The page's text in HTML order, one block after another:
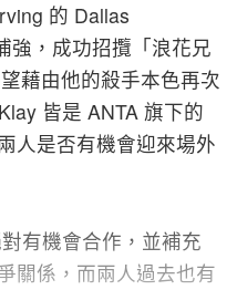
的 Dallas
強，成功招攬「浪花兄
藉由他的殺手本色再次
皆是 ANTA 旗下的
人是否有機會迎來場外
有機會合作，並補充
關係，而兩人過去也有